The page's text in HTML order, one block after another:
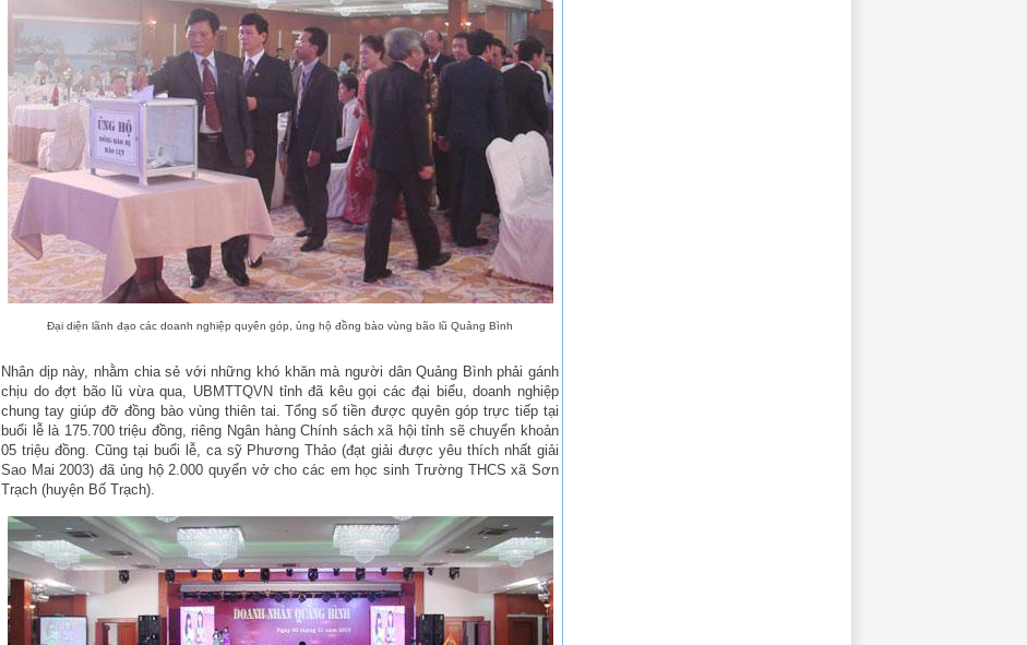
Đại diện lãnh đạo các doanh nghiệp quyên góp, ủng hộ đồng bào vùng bão lũ Quảng Bình
Nhân dịp này, nhằm chia sẻ với những khó khăn mà người dân Quảng Bình phải gánh
chịu do đợt bão lũ vừa qua, UBMTTQVN tỉnh đã kêu gọi các đại biểu, doanh nghiệp
chung tay giúp đỡ đồng bào vùng thiên tai. Tổng số tiền được quyên góp trực tiếp tại
buổi lễ là 175.700 triệu đồng, riêng Ngân hàng Chính sách xã hội tỉnh sẽ chuyển khoản
05 triệu đồng. Cũng tại buổi lễ, ca sỹ Phương Thảo (đạt giải được yêu thích nhất giải
Sao Mai 2003) đã ủng hộ 2.000 quyển vở cho các em học sinh Trường THCS xã Sơn
Trạch (huyện Bố Trạch).